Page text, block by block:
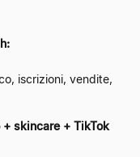
iscrizioni, vendite,
+ skincare + TikTok